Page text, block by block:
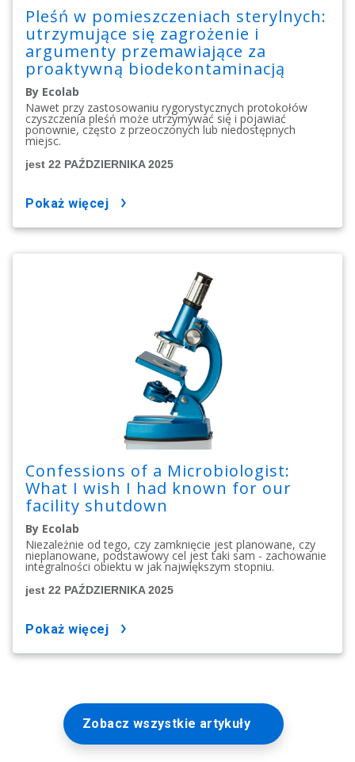
Pleśń w pomieszczeniach sterylnych:
utrzymujące się zagrożenie i
argumenty przemawiające za
proaktywną biodekontaminacją
By Ecolab
Nawet przy zastosowaniu rygorystycznych protokołów
czyszczenia pleśń może utrzymywać się i pojawiać
ponownie, często z przeoczonych lub niedostępnych
miejsc.
jest 22 PAŹDZIERNIKA 2025
pokaż więcej
Confessions of a Microbiologist:
What I wish I had known for our
facility shutdown
By Ecolab
Niezależnie od tego, czy zamknięcie jest planowane, czy
nieplanowane, podstawowy cel jest taki sam - zachowanie
integralności obiektu w jak największym stopniu.
jest 22 PAŹDZIERNIKA 2025
pokaż więcej
Zobacz wszystkie artykuły